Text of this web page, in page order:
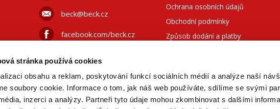
stránka používá cookies
obsahu a reklam, poskytování funkcí sociálních médií a analýze naší
soubory cookie. Informace o tom, jak náš web používáte, sdílíme se svými
inzerci a analýzy. Partneři tyto údaje mohou zkombinovat s dalšími
beck@beck.cz
facebook.com/beck.cz
Ochrana osobních údajů
Obchodní podmínky
Způsob dodání a platby